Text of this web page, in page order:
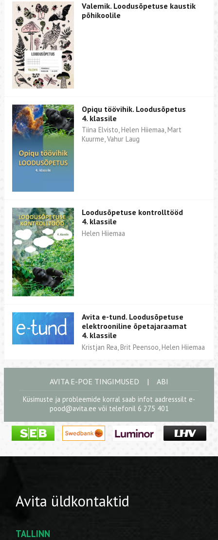
Valemik. Loodusõpetuse kaustik
põhikoolile
Opiqu töövihik. Loodusõpetus
4. klassile
Tiina Elvisto, Helen Hiiemaa, Mart
Kuurme, Vahur Laug
Loodusõpetuse kontrolltööd
4. klassile
Helen Hiiemaa
Avita e-tund. Loodusõpetuse
elektrooniline õpetajaraamat
4. klassile
Kristjan Rea, Brit Peensoo, Helen Hiiemaa
AVITA E-POE TINGIMUSED | ABI
Küsimuste ja probleemide korral saab infot aadresssilt e-
pood@avita.ee või telefonil 6 275 401
Avita üldkontaktid
TALLINN